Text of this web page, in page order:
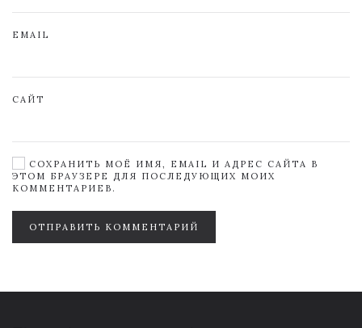
EMAIL
САЙТ
СОХРАНИТЬ МОЁ ИМЯ, EMAIL И АДРЕС САЙТА В
ЭТОМ БРАУЗЕРЕ ДЛЯ ПОСЛЕДУЮЩИХ МОИХ
КОММЕНТАРИЕВ.
ОТПРАВИТЬ КОММЕНТАРИЙ